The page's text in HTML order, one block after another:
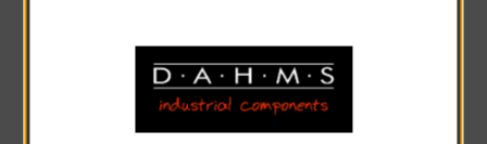
Scheinleistung (VA)auswählen
Auswahl zurücksetzen